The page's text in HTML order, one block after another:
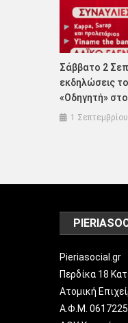
Σάββατο 2
εκδηλώσεις
«Οδηγητή»
1
Pieriasocial.gr
Περδίκα 18
Ατομική
Α.Φ.Μ.